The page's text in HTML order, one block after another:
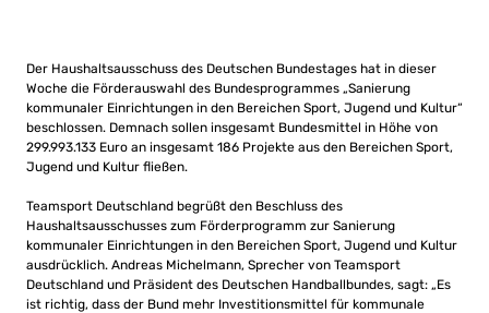
Der Haushaltsausschuss des Deutschen Bundestages hat in dieser
Woche die Förderauswahl des Bundesprogrammes „Sanierung
kommunaler Einrichtungen in den Bereichen Sport, Jugend und Kultur“
beschlossen. Demnach sollen insgesamt Bundesmittel in Höhe von
299.993.133 Euro an insgesamt 186 Projekte aus den Bereichen Sport,
Jugend und Kultur fließen.
Teamsport Deutschland begrüßt den Beschluss des
Haushaltsausschusses zum Förderprogramm zur Sanierung
kommunaler Einrichtungen in den Bereichen Sport, Jugend und Kultur
ausdrücklich. Andreas Michelmann, Sprecher von Teamsport
Deutschland und Präsident des Deutschen Handballbundes, sagt: „Es
ist richtig, dass der Bund mehr Investitionsmittel für kommunale